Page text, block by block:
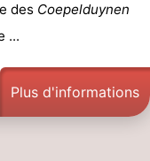
des Coepelduynen
...
Plus d'informations